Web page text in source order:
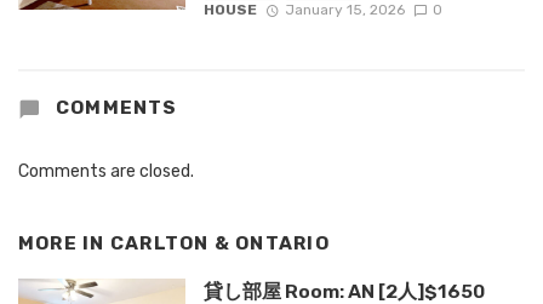
HOUSE
January 15, 2026 0
COMMENTS
Comments are closed.
MORE IN CARLTON & ONTARIO
貸し部屋 Room: AN [2人]$1650